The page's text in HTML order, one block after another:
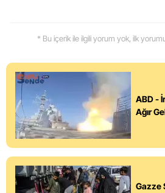
* Bu içerik ile ilgili yorum yok, ilk
ABD -
Ağır
Gazze